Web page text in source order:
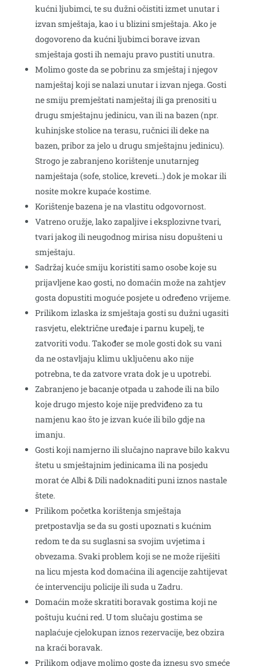
kućni ljubimci, te su dužni očistiti izmet unutar i
izvan smještaja, kao i u blizini smještaja. Ako je
dogovoreno da kućni ljubimci borave izvan
smještaja gosti ih nemaju pravo pustiti unutra.
Molimo goste da se pobrinu za smještaj i njegov
namještaj koji se nalazi unutar i izvan njega. Gosti
ne smiju premještati namještaj ili ga prenositi u
drugu smještajnu jedinicu, van ili na bazen (npr.
kuhinjske stolice na terasu, ručnici ili deke na
bazen, pribor za jelo u drugu smještajnu jedinicu).
Strogo je zabranjeno korištenje unutarnjeg
namještaja (sofe, stolice, kreveti…) dok je mokar ili
nosite mokre kupaće kostime.
Korištenje bazena je na vlastitu odgovornost.
Vatreno oružje, lako zapaljive i eksplozivne tvari,
tvari jakog ili neugodnog mirisa nisu dopušteni u
smještaju.
Sadržaj kuće smiju koristiti samo osobe koje su
prijavljene kao gosti, no domaćin može na zahtjev
gosta dopustiti moguće posjete u određeno vrijeme.
Prilikom izlaska iz smještaja gosti su dužni ugasiti
rasvjetu, električne uređaje i parnu kupelj, te
zatvoriti vodu. Također se mole gosti dok su vani
da ne ostavljaju klimu uključenu ako nije
potrebna, te da zatvore vrata dok je u upotrebi.
Zabranjeno je bacanje otpada u zahode ili na bilo
koje drugo mjesto koje nije predviđeno za tu
namjenu kao što je izvan kuće ili bilo gdje na
imanju.
Gosti koji namjerno ili slučajno naprave bilo kakvu
štetu u smještajnim jedinicama ili na posjedu
morat će Albi & Dili nadoknaditi puni iznos nastale
štete.
Prilikom početka korištenja smještaja
pretpostavlja se da su gosti upoznati s kućnim
redom te da su suglasni sa svojim uvjetima i
obvezama. Svaki problem koji se ne može riješiti
na licu mjesta kod domaćina ili agencije zahtijevat
će intervenciju policije ili suda u Zadru.
Domaćin može skratiti boravak gostima koji ne
poštuju kućni red. U tom slučaju gostima se
naplaćuje cjelokupan iznos rezervacije, bez obzira
na kraći boravak.
Prilikom odjave molimo goste da iznesu svo smeće